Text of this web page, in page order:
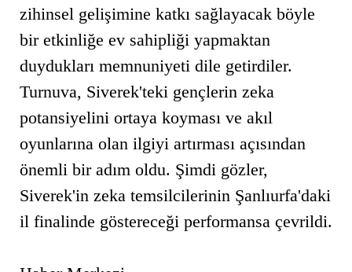
zihinsel gelişimine katkı sağlayacak böyle
bir etkinliğe ev sahipliği yapmaktan
duydukları memnuniyeti dile getirdiler.
Turnuva, Siverek'teki gençlerin zeka
potansiyelini ortaya koyması ve akıl
oyunlarına olan ilgiyi artırması açısından
önemli bir adım oldu. Şimdi gözler,
Siverek'in zeka temsilcilerinin Şanlıurfa'daki
il finalinde göstereceği performansa çevrildi.